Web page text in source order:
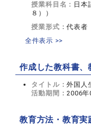
授業科目名： 日本
８））
授業形式：代表者
全件表示 >>
作成した教科書、
タイトル：外国人
活動期間：2006年
教育方法・教育実